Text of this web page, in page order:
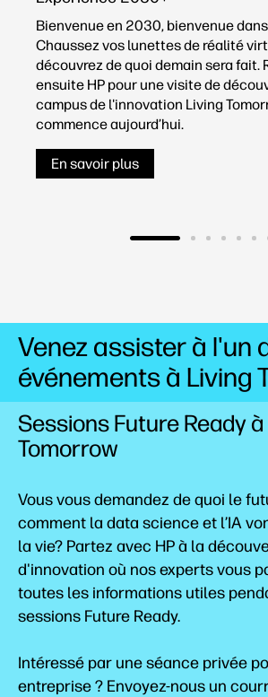
Bienvenue en 2030, bienvenue
Chaussez vos lunettes de réalité
découvrez de quoi demain sera fait.
ensuite HP pour une visite de
campus de l'innovation Living
commence aujourd’hui.
En savoir plus
Venez assister à l'un
événements à Living
Sessions Future Ready
Tomorrow
Vous vous demandez de quoi le
comment la data science et l’IA
la vie? Partez avec HP à la
d'innovation où nos experts vous
toutes les informations utiles
sessions Future Ready.
Intéressé par une séance privée
entreprise ? Envoyez-nous un